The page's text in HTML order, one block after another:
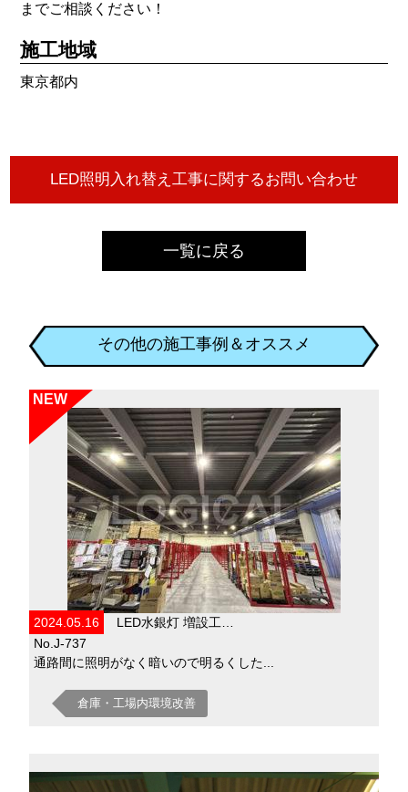
までご相談ください！
施工地域
東京都内
一覧に戻る
その他の施工事例＆オススメ
NEW
2024.05.16
LED水銀灯 増設工…
No.J-737
通路間に照明がなく暗いので明るくした...
倉庫・工場内環境改善